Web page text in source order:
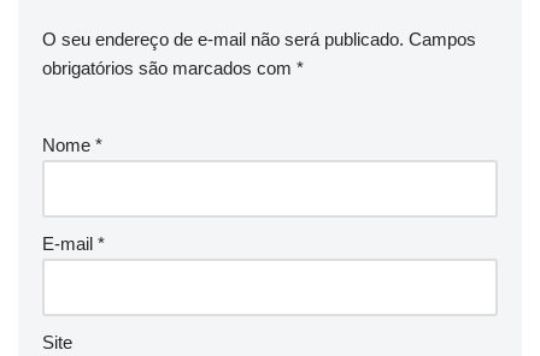
O seu endereço de e-mail não será publicado. Campos
obrigatórios são marcados com *
Nome *
E-mail *
Site